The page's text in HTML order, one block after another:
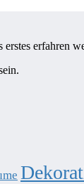
erfahren